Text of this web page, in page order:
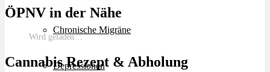
Chronische Migräne
Depressionen
ÖPNV in der Nähe
Wird geladen…
Cannabis Rezept & Abholung